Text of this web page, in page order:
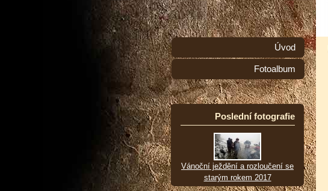
Úvod
Fotoalbum
Poslední fotografie
Vánoční ježdění a rozloučení se
starým rokem 2017